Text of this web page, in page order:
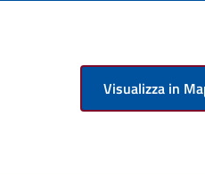
Visualizza in